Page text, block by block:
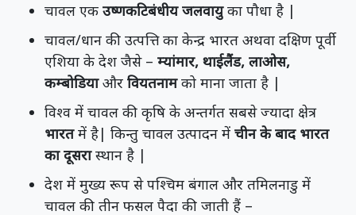
चावल एक उष्णकटिबंधीय जलवायुका पौधा है |
चावल/धान की उत्पत्ति का केन्द्र भारत अथवा दक्षिण पूर्वी
एशिया के देश जैसे – म्यांमार, थाईलैंड, लाओस,
कम्बोडियाऔर वियतनामको माना जाता है |
विश्व में चावल की कृषि के अन्तर्गत सबसे ज्यादा क्षेत्र
भारतमें है| किन्तु चावल उत्पादन में चीन के बाद भारत
का दूसरास्थान है |
देश में मुख्य रूप से पश्चिम बंगाल और तमिलनाडु में
चावल की तीन फसल पैदा की जाती हैं –